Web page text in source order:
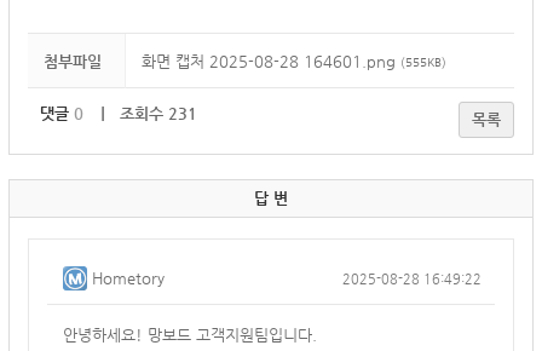
첨부파일 화면 캡처 2025-08-28 164601.png (555KB)
댓글 0 ｜ 조회수 231 목록
답 변
Hometory 2025-08-28 16:49:22
안녕하세요! 망보드 고객지원팀입니다.